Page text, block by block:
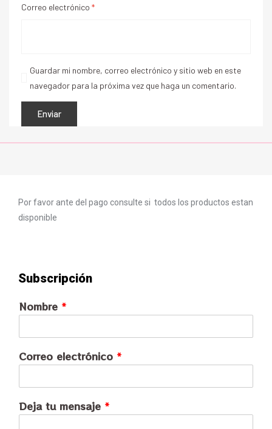
Correo electrónico *
Guardar mi nombre, correo electrónico y sitio web en este
navegador para la próxima vez que haga un comentario.
Por favor ante del pago consulte si todos los productos estan
disponible
Subscripción
Nombre *
Correo electrónico *
Deja tu mensaje *